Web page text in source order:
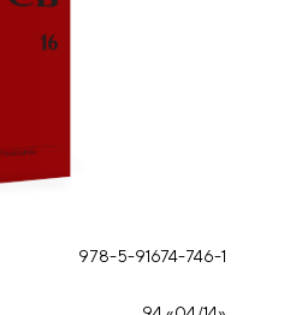
978-5-91674-746-1